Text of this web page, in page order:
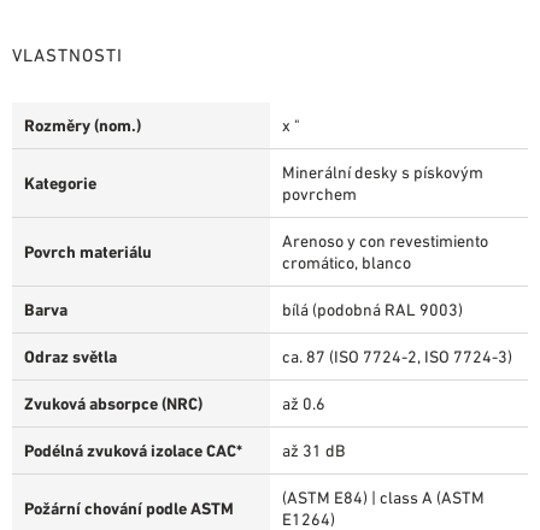
VLASTNOSTI
Rozměry (nom.) x "
Kategorie
Minerální desky s pískovým
povrchem
Povrch materiálu
Arenoso y con revestimiento
cromático, blanco
Barva bílá (podobná RAL 9003)
Odraz světla ca. 87 (ISO 7724-2, ISO 7724-3)
Zvuková absorpce (NRC) až 0.6
Podélná zvuková izolace CAC* až 31 dB
Požární chování podle ASTM
(ASTM E84) | class A (ASTM
E1264)